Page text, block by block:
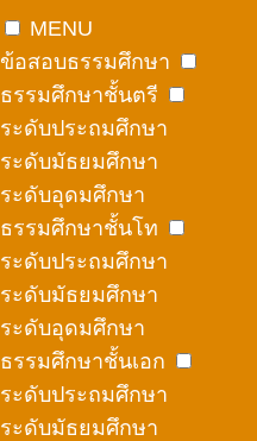
MENU
ข้อสอบธรรมศึกษา
ธรรมศึกษาชั้นตรี
ระดับประถมศึกษา
ระดับมัธยมศึกษา
ระดับอุดมศึกษา
ธรรมศึกษาชั้นโท
ระดับประถมศึกษา
ระดับมัธยมศึกษา
ระดับอุดมศึกษา
ธรรมศึกษาชั้นเอก
ระดับประถมศึกษา
ระดับมัธยมศึกษา